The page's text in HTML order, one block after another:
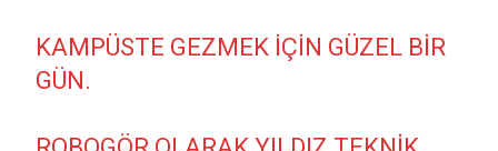
KAMPÜSTE GEZMEK IÇIN GÜZEL BIR
GÜN.